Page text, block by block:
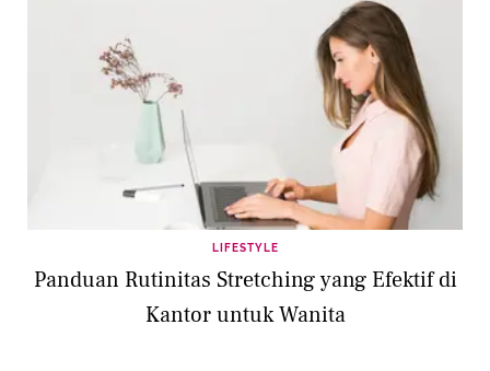
LIFESTYLE
Panduan Rutinitas Stretching yang Efektif di
Kantor untuk Wanita